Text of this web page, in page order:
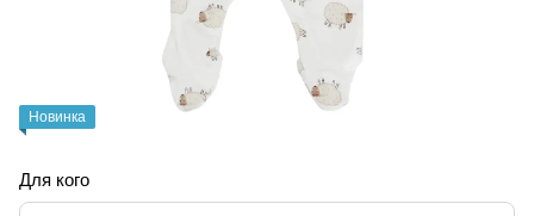
Новинка
Для кого